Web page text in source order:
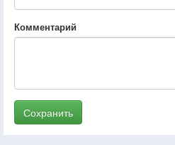
Комментарий
Сохранить